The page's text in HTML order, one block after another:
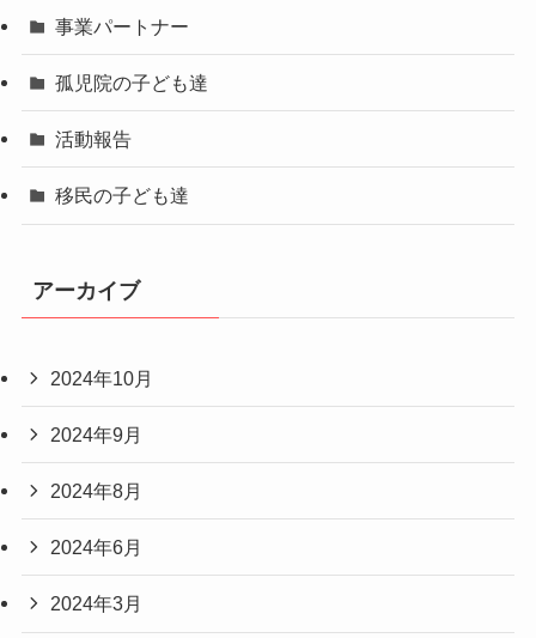
事業パートナー
孤児院の子ども達
活動報告
移民の子ども達
アーカイブ
2024年10月
2024年9月
2024年8月
2024年6月
2024年3月